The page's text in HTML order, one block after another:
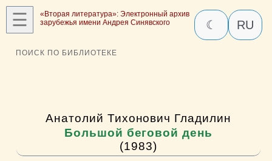
☰
«Вторая литература»: Электронный архив
зарубежья имени Андрея Синявского
☾ RU
ПОИСК ПО БИБЛИОТЕКЕ
Анатолий Тихонович Гладилин
Большой беговой день
(1983)